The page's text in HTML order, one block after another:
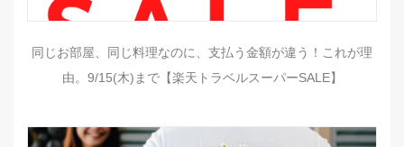
同じお部屋、同じ料理なのに、支払う金額が違う！これが理
由。9/15(木)まで【楽天トラベルスーパーSALE】